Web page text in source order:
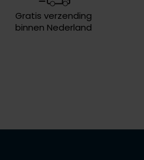
Gratis verzending
binnen Nederland